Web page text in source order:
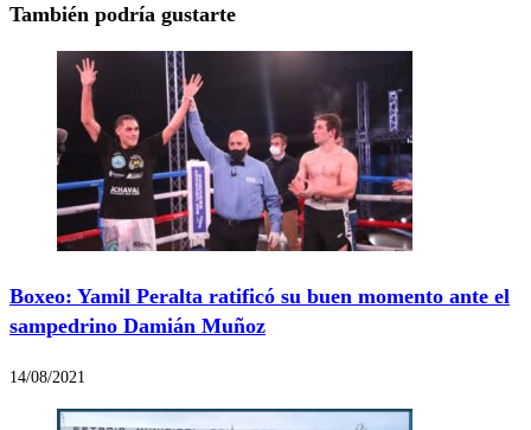
También podría gustarte
Boxeo: Yamil Peralta ratificó su buen momento ante el
sampedrino Damián Muñoz
14/08/2021